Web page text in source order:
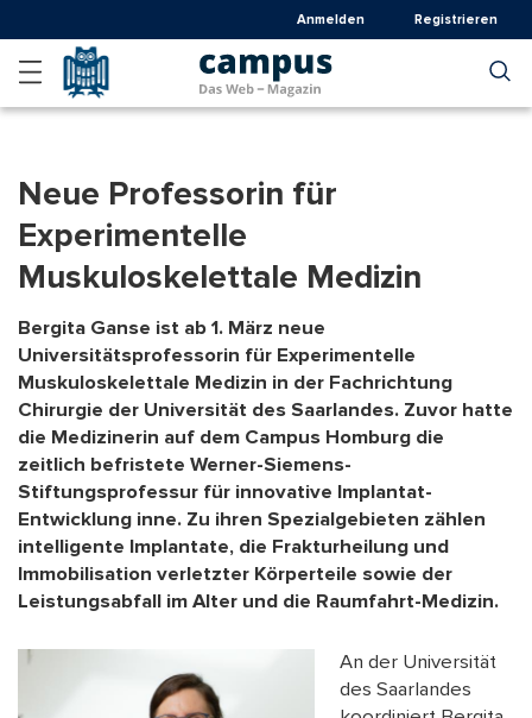
zum
Inhalt
Anmelden Registrieren
Neue Professorin für
Experimentelle
Muskuloskelettale Medizin
Bergita Ganse ist ab 1. März neue
Universitätsprofessorin für Experimentelle
Muskuloskelettale Medizin in der Fachrichtung
Chirurgie der Universität des Saarlandes. Zuvor hatte
die Medizinerin auf dem Campus Homburg die
zeitlich befristete Werner-Siemens-
Stiftungsprofessur für innovative Implantat-
Entwicklung inne. Zu ihren Spezialgebieten zählen
intelligente Implantate, die Frakturheilung und
Immobilisation verletzter Körperteile sowie der
Leistungsabfall im Alter und die Raumfahrt-Medizin.
An der Universität
des Saarlandes